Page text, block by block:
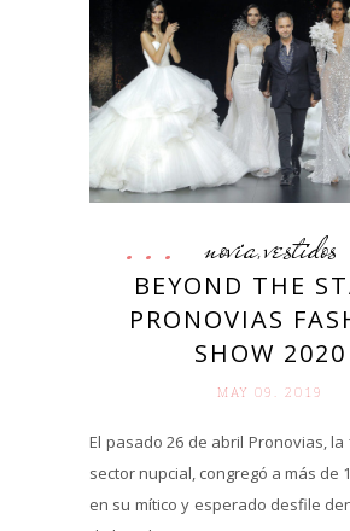
novia,vestidos
BEYOND THE
PRONOVIAS
SHOW 2020
MAY 09. 2019
El pasado 26 de abril Pronovias,
sector nupcial, congregó a más de
en su mítico y esperado desfile